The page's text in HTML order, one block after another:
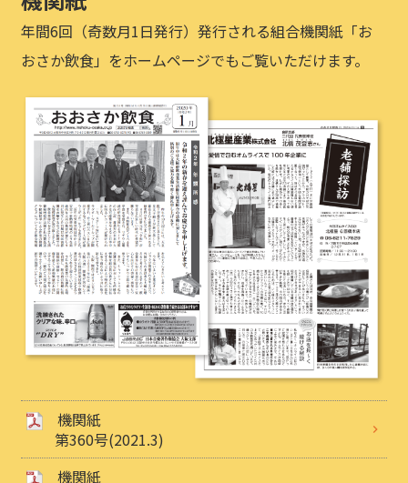
年間6回（奇数月1日発行）発行される組合機関紙「お
おさか飲食」をホームページでもご覧いただけます。
機関紙
第360号(2021.3)
機関紙